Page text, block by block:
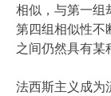
相似，与第一组
第四组相似性不
之间仍然具有某
法西斯主义成为